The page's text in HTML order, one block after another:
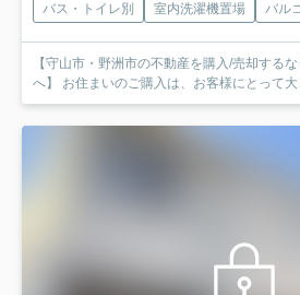
バス・トイレ別
室内洗濯機置場 バル
【守山市・野洲市の不動産を購入/売却する
へ】 お住まいのご購入は、お客様にとって大